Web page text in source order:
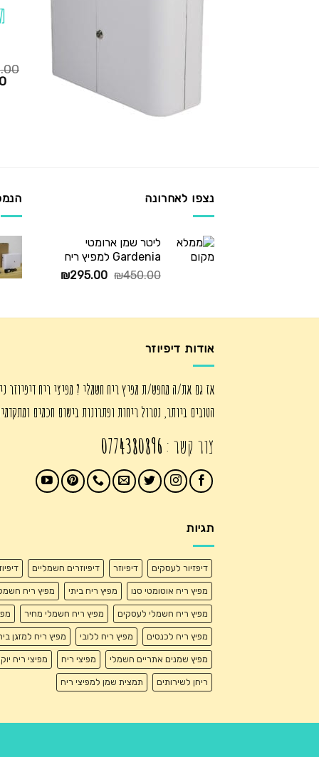
המחיר
נצפו לאחרונה
ליטר שמן ארומטי
Gardenia למפיץ ריח
₪450.00
המחיר
₪450.00.
₪295.00
המחיר
₪295.00.
אודות דיפיוזר
אז גם את/ה מחפש/ת מפיץ ריח חשמלי ? מפיצי ריח דיפיוזר
הטובים ביותר, נטרול ריחות ופתרונות בישום חכמים
צור קשר : 0774380896
תגיות
דיפזיור לעסקים דיפיוזר דיפיוזרים חשמליים
מפיץ ריח אוטומטי סנו מפיץ ריח ביתי מפיץ ריח
מפיץ ריח חשמלי לעסקים מפיץ ריח חשמלי מחיר
מפיץ ריח לכנסים מפיץ ריח ללובי מפיץ ריח למזגן
מפיץ שמנים אתריים חשמלי מפיצי ריח מפיצי ריח
ריחן לשירותים תמצית שמן למפיצי ריח